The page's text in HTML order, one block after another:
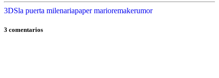
3DSla puerta milenariapaper marioremakerumor
3 comentarios